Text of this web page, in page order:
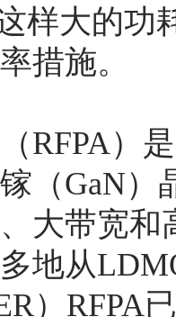
样大的功
措施。
RFPA）
（GaN
大带宽和
地从
）RFPA